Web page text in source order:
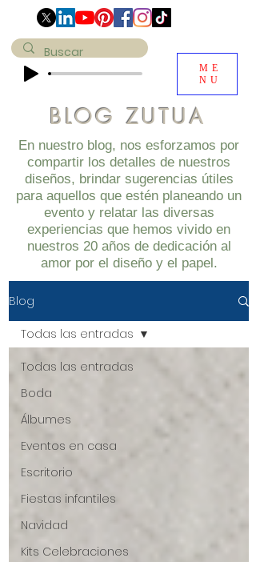
ME
NU
BLOG ZUTUA
En nuestro blog, nos esforzamos por
compartir los detalles de nuestros
diseños, brindar sugerencias útiles
para aquellos que estén planeando un
evento y relatar las diversas
experiencias que hemos vivido en
nuestros 20 años de dedicación al
amor por el diseño y el papel.
Blog
Todas las entradas
Boda
Álbumes
Eventos en casa
Escritorio
Fiestas infantiles
Navidad
Kits Celebraciones
Todas las entradas